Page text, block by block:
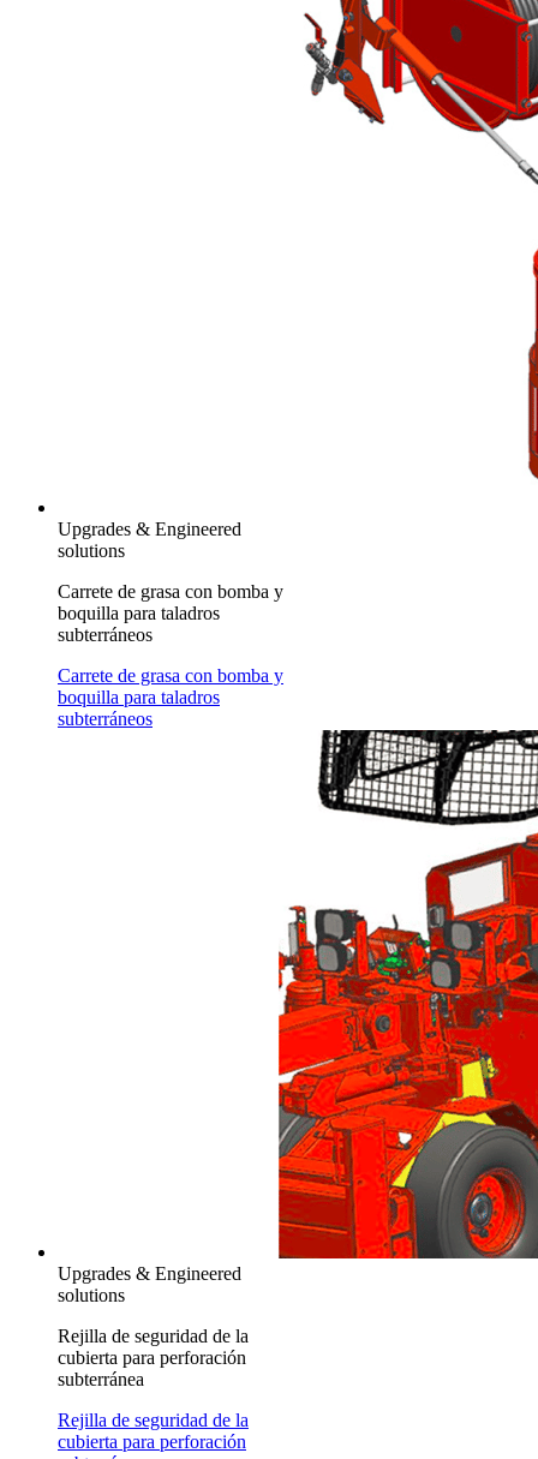
Upgrades & Engineered
solutions
Carrete de grasa con bomba y
boquilla para taladros
subterráneos
Carrete de grasa con bomba y
boquilla para taladros
subterráneos
Upgrades & Engineered
solutions
Rejilla de seguridad de la
cubierta para perforación
subterránea
Rejilla de seguridad de la
cubierta para perforación